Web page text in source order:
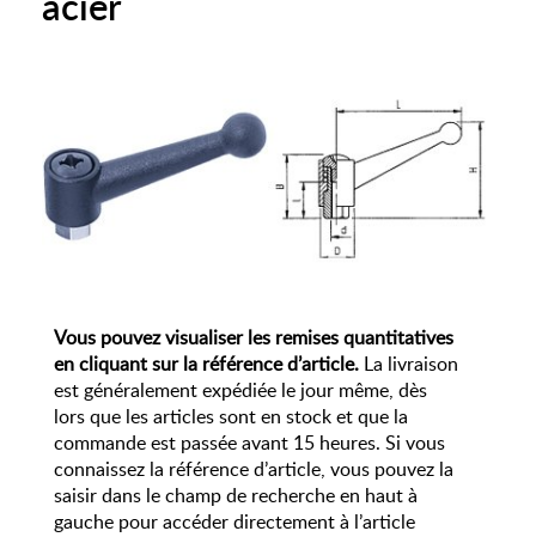
acier
Vous pouvez visualiser les remises quantitatives
en cliquant sur la référence d’article.
La livraison
est généralement expédiée le jour même, dès
lors que les articles sont en stock et que la
commande est passée avant 15 heures. Si vous
connaissez la référence d’article, vous pouvez la
saisir dans le champ de recherche en haut à
gauche pour accéder directement à l’article